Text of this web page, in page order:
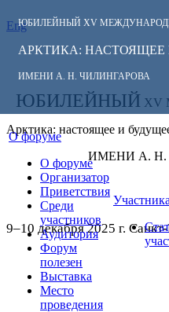
ЮБИЛЕЙНЫЙ XV
АРКТИКА: НАСТОЯЩЕЕ
ИМЕНИ А. Н. ЧИЛИНГАРОВА
Eng
СЛЕДИТЕ
ФОРУМА:
ЮБИЛЕЙНЫЙ XV
Арктика: настоящее и
ИМЕНИ А. Н.
9–10 декабря 2025 г.
О форуме
О форуме
Организатор
Приветствия
Среди
участников
Аудитория
Форум
полезен
Выставка
Место
проведения